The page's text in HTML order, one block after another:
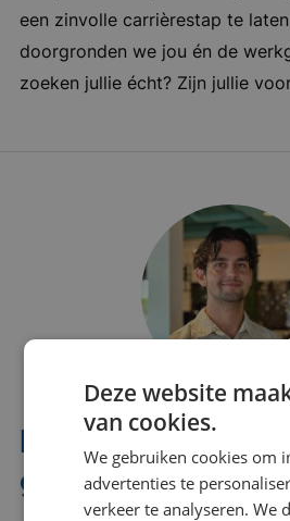
een zinvolle carrièrestap te
doorgronden we jou én de
zoeken jullie écht? Zijn jullie
Interesse? Benno
graag verder!
Deze website
van cookies.
We gebruiken cookies om
advertenties te
verkeer te analyseren. We